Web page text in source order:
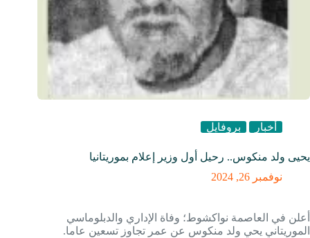
أخبار بروفايل
يحيى ولد منكوس.. رحيل أول وزير إعلام بموريتانيا
نوفمبر 26, 2024
أعلن في العاصمة نواكشوط؛ وفاة الإداري والدبلوماسي
الموريتاني يحي ولد منكوس عن عمر تجاوز تسعين عاما.